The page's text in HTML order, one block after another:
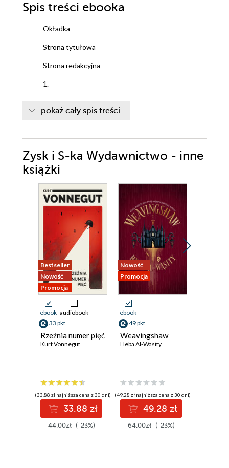
Spis treści ebooka
Okładka
Strona tytułowa
Strona redakcyjna
1.
4.
5.
6.
7.
8.
10.
11.
12.
13.
14.
15.
17.
18.
19.
pokaż cały spis treści
Zysk i S-ka Wydawnictwo - inne
książki
Bestseller
Nowość
Promocja
ebook audiobook
33 pkt
Rzeźnia numer pięć
Kurt Vonnegut
(33,88 zł najniższa cena z 30 dni)
33.88 zł
44.00zł (-23%)
Nowość
Promocja
ebook
49 pkt
Weavingshaw
Heba Al-Wasity
(49,28 zł najniższa cena z 30 dni)
49.28 zł
64.00zł (-23%)